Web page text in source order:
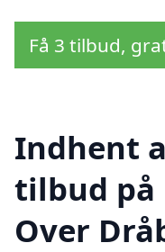
Få 3 tilbud,
Indhent
tilbud på
Over